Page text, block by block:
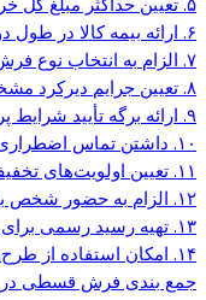
۶. ارائه بیمه کالا در طول دوره قسط‌بندی
۷. الزام به انتخاب نوع فرش‌های مجاز
۸. تعیین جرایم دیرکرد مشخص
۹. ارائه برگه تأیید شرایط پرداخت و امضای متقاضی
۱۰. داشتن تماس اضطراری یا اطلاعات تماس اعضای خانواده
۱۱. تعیین اولویت‌های تخفیف برای بازنشستگان
۱۲. الزام به حضور شخص بازنشسته در زمان عقد قرارداد
۱۳. تهیه رسید رسمی برای هر قسط پرداخت‌شده
۱۴. امکان استفاده از طرح‌های تشویقی فروشگاه
جمع بندی فرش قسطی در